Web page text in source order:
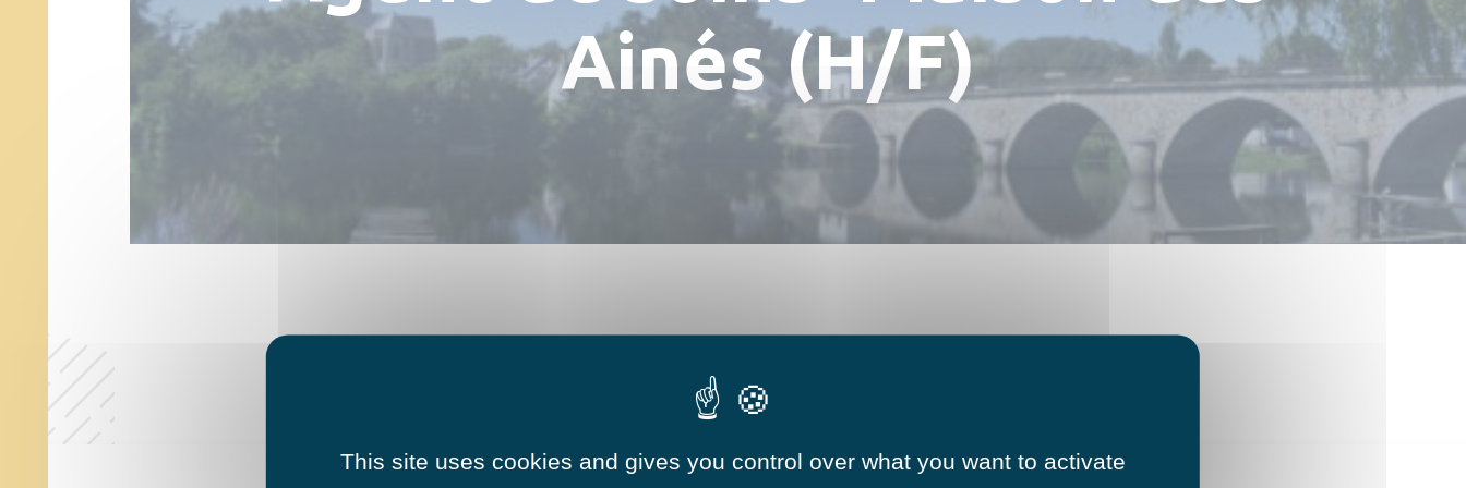
Numéros utiles
Réserver une salle
Hébergements
Ainés (H/F)
This site uses cookies and gives you control over what you want to activate